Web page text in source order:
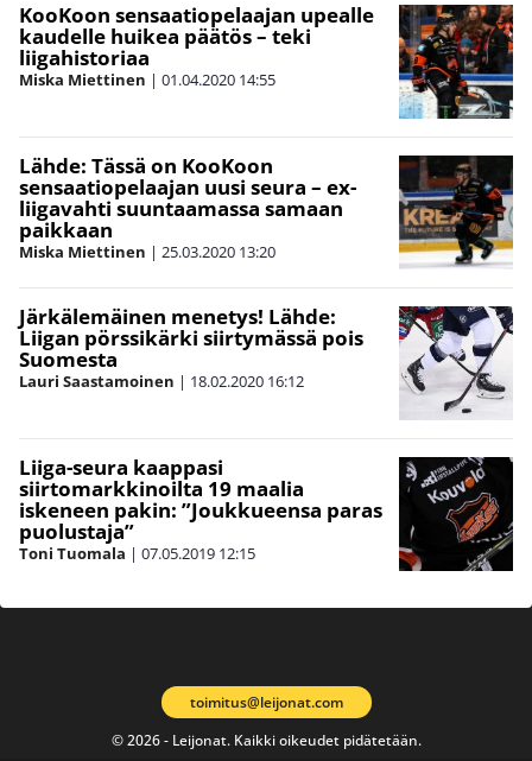
KooKoon sensaatiopelaajan upealle
kaudelle huikea päätös – teki
liigahistoriaa
Miska Miettinen | 01.04.2020 14:55
Lähde: Tässä on KooKoon
sensaatiopelaajan uusi seura – ex-
liigavahti suuntaamassa samaan
paikkaan
Miska Miettinen | 25.03.2020 13:20
Järkälemäinen menetys! Lähde:
Liigan pörssikärki siirtymässä pois
Suomesta
Lauri Saastamoinen | 18.02.2020 16:12
Liiga-seura kaappasi
siirtomarkkinoilta 19 maalia
iskeneen pakin: ”Joukkueensa paras
puolustaja”
Toni Tuomala | 07.05.2019 12:15
© 2026 - Leijonat. Kaikki oikeudet pidätetään.
toimitus@leijonat.com